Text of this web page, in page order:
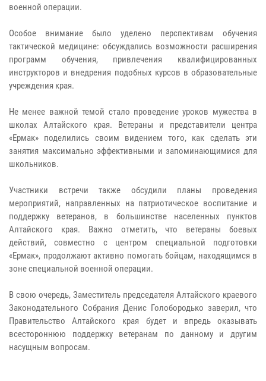
военной операции.
Особое внимание было уделено перспективам обучения
тактической медицине: обсуждались возможности расширения
программ обучения, привлечения квалифицированных
инструкторов и внедрения подобных курсов в образовательные
учреждения края.
Не менее важной темой стало проведение уроков мужества в
школах Алтайского края. Ветераны и представители центра
«Ермак» поделились своим видением того, как сделать эти
занятия максимально эффективными и запоминающимися для
школьников.
Участники встречи также обсудили планы проведения
мероприятий, направленных на патриотическое воспитание и
поддержку ветеранов, в большинстве населенных пунктов
Алтайского края. Важно отметить, что ветераны боевых
действий, совместно с центром специальной подготовки
«Ермак», продолжают активно помогать бойцам, находящимся в
зоне специальной военной операции.
В свою очередь, Заместитель председателя Алтайского краевого
Законодательного Собрания Денис Голобородько заверил, что
Правительство Алтайского края будет и впредь оказывать
всестороннюю поддержку ветеранам по данному и другим
насущным вопросам.